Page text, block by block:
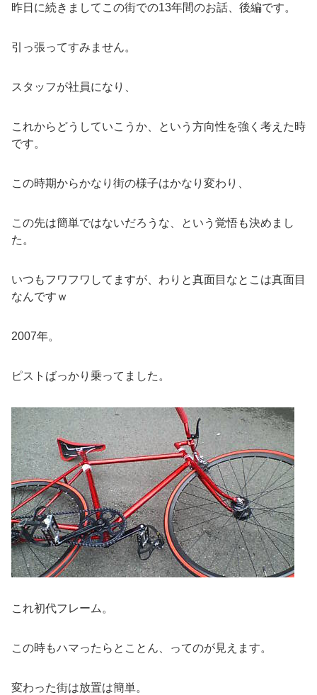
昨日に続きましてこの街での13年間のお話、後編です。
引っ張ってすみません。
スタッフが社員になり、
これからどうしていこうか、という方向性を強く考えた時
です。
この時期からかなり街の様子はかなり変わり、
この先は簡単ではないだろうな、という覚悟も決めまし
た。
いつもフワフワしてますが、わりと真面目なとこは真面目
なんですｗ
2007年。
ピストばっかり乗ってました。
これ初代フレーム。
この時もハマったらとことん、ってのが見えます。
変わった街は放置は簡単。